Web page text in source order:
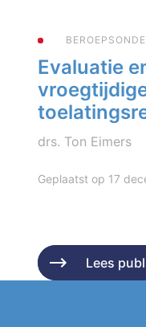
Lees
Evaluatie
drs. Ton Eimers
Geplaatst op 17
Lees